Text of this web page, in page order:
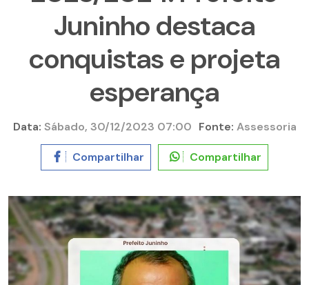
Juninho destaca
conquistas e projeta
esperança
Data: Sábado, 30/12/2023 07:00 Fonte: Assessoria
Compartilhar Compartilhar